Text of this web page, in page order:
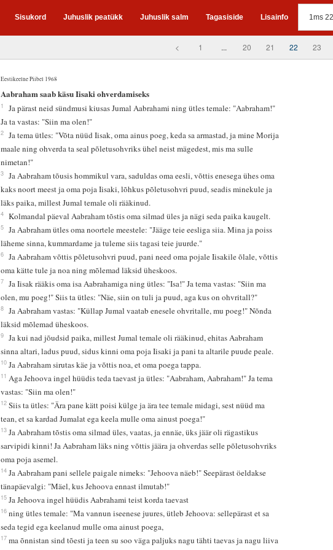
Sisukord Juhuslik peatükk Juhuslik salm Tagasiside Lisainfo
< 1 ... 20 21 22 23
Eestikeelne Piibel 1968
Aabraham saab käsu Iisaki ohverdamiseks
1
Ja pärast neid sündmusi kiusas Jumal Aabrahami ning ütles temale: "Aabraham!"
Ja ta vastas: "Siin ma olen!"
2
Ja tema ütles: "Võta nüüd Iisak, oma ainus poeg, keda sa armastad, ja mine Morija
maale ning ohverda ta seal põletusohvriks ühel neist mägedest, mis ma sulle
nimetan!"
3
Ja Aabraham tõusis hommikul vara, saduldas oma eesli, võttis enesega ühes oma
kaks noort meest ja oma poja Iisaki, lõhkus põletusohvri puud, seadis minekule ja
läks paika, millest Jumal temale oli rääkinud.
4 Kolmandal päeval Aabraham tõstis oma silmad üles ja nägi seda paika kaugelt.
5
Ja Aabraham ütles oma noortele meestele: "Jääge teie eesliga siia. Mina ja poiss
läheme sinna, kummardame ja tuleme siis tagasi teie juurde."
6
Ja Aabraham võttis põletusohvri puud, pani need oma pojale Iisakile õlale, võttis
oma kätte tule ja noa ning mõlemad läksid üheskoos.
7
Ja Iisak rääkis oma isa Aabrahamiga ning ütles: "Isa!" Ja tema vastas: "Siin ma
olen, mu poeg!" Siis ta ütles: "Näe, siin on tuli ja puud, aga kus on ohvritall?"
8
Ja Aabraham vastas: "Küllap Jumal vaatab enesele ohvritalle, mu poeg!" Nõnda
läksid mõlemad üheskoos.
9
Ja kui nad jõudsid paika, millest Jumal temale oli rääkinud, ehitas Aabraham
sinna altari, ladus puud, sidus kinni oma poja Iisaki ja pani ta altarile puude peale.
10 Ja Aabraham sirutas käe ja võttis noa, et oma poega tappa.
11 Aga Jehoova ingel hüüdis teda taevast ja ütles: "Aabraham, Aabraham!" Ja tema
vastas: "Siin ma olen!"
12 Siis ta ütles: "Ära pane kätt poisi külge ja ära tee temale midagi, sest nüüd ma
tean, et sa kardad Jumalat ega keela mulle oma ainust poega!"
13 Ja Aabraham tõstis oma silmad üles, vaatas, ja ennäe, üks jäär oli rägastikus
sarvipidi kinni! Ja Aabraham läks ning võttis jäära ja ohverdas selle põletusohvriks
oma poja asemel.
14 Ja Aabraham pani sellele paigale nimeks: "Jehoova näeb!" Seepärast öeldakse
tänapäevalgi: "Mäel, kus Jehoova ennast ilmutab!"
15 Ja Jehoova ingel hüüdis Aabrahami teist korda taevast
16 ning ütles temale: "Ma vannun iseenese juures, ütleb Jehoova: sellepärast et sa
seda tegid ega keelanud mulle oma ainust poega,
17 ma õnnistan sind tõesti ja teen su soo väga paljuks nagu tähti taevas ja nagu liiva